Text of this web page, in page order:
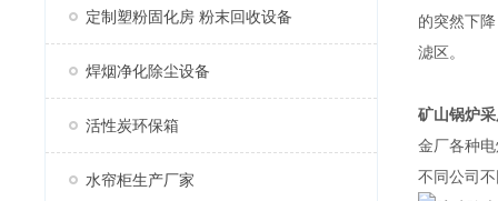
定制塑粉固化房 粉末回收设备
焊烟净化除尘设备
活性炭环保箱
水帘柜生产厂家
的突然下
滤区。
矿山锅炉
金厂各种
不同公司